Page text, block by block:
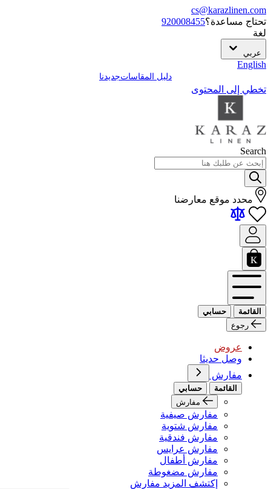
cs@karazlinen.com
تحتاج مساعدة؟920008455
لغة
عربي
English
دليل المقاساتجديدنا
تخطي إلى المحتوى
Search
محدد موقع معارضنا
القائمة
حسابي
رجوع
عروض
وصل حديثا
مفارش
القائمة
حسابي
مفارش
مفارش صيفية
مفارش شتوية
مفارش فندقية
مفارش عرايس
مفارش أطفال
مفارش مضغوطة
إكتشف المزيد مفارش